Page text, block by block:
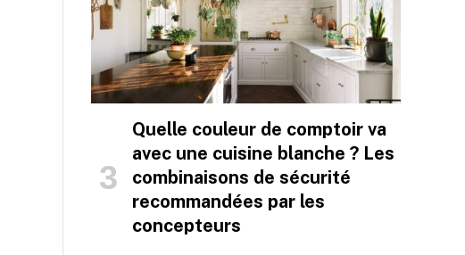
Quelle couleur de comptoir va
avec une cuisine blanche ? Les
combinaisons de sécurité
recommandées par les
concepteurs